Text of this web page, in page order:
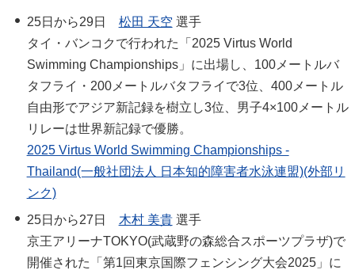
25日から29日 松田 天空 選手
タイ・バンコクで行われた「2025 Virtus World
Swimming Championships」に出場し、100メートルバ
タフライ・200メートルバタフライで3位、400メートル
自由形でアジア新記録を樹立し3位、男子4×100メートル
リレーは世界新記録で優勝。
2025 Virtus World Swimming Championships -
Thailand(一般社団法人 日本知的障害者水泳連盟)(外部リ
ンク)
25日から27日 木村 美貴選手
京王アリーナTOKYO(武蔵野の森総合スポーツプラザ)で
開催された「第1回東京国際フェンシング大会2025」に